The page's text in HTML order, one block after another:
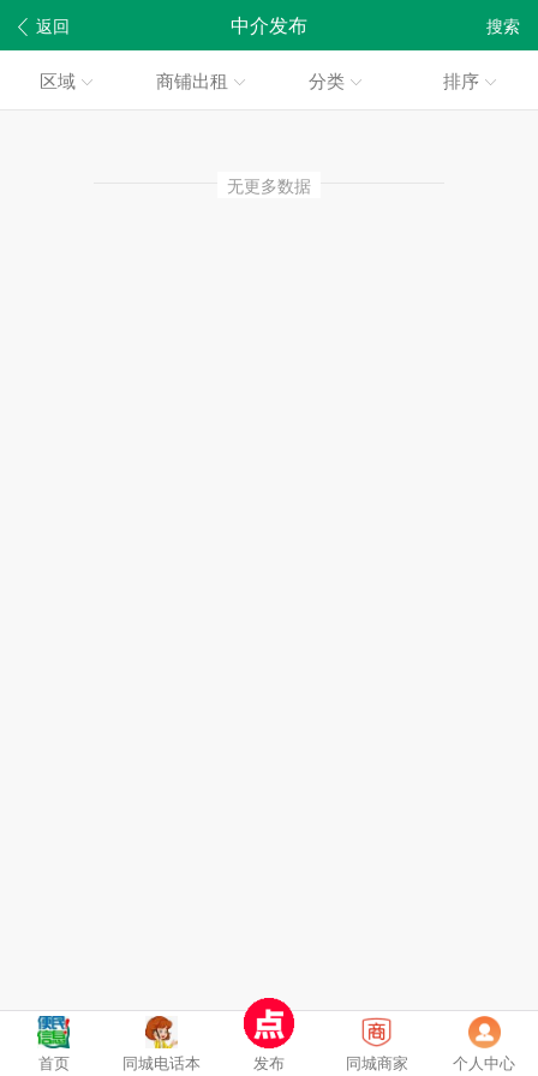
返回 搜索
中介发布
区域 商铺出租 分类 排序
无更多数据
首页 同城电话本 发布 同城商家 个人中心